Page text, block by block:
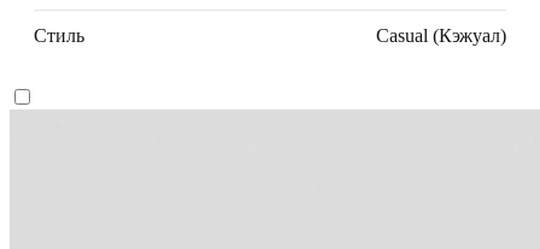
Стиль Casual (Кэжуал)